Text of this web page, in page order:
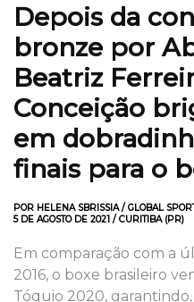
Depois da
bronze por
Beatriz
Conceição
em
finais para o
POR HELENA SBRISSIA / GLOBAL
5 DE AGOSTO DE 2021 / CURITIBA (PR)
Em comparação com a
2016, o boxe brasileiro
Tóquio 2020,